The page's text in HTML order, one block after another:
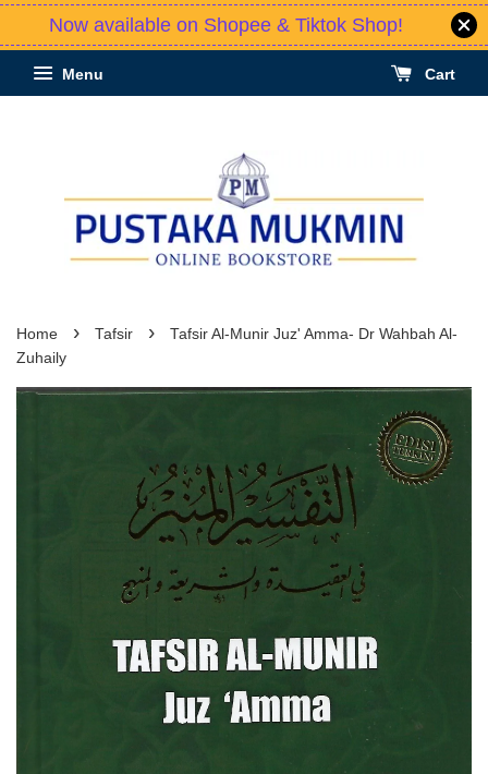
Now available on Shopee & Tiktok Shop!
Menu Cart
Home › Tafsir ›
Tafsir Al-Munir Juz' Amma- Dr Wahbah Al-
Zuhaily